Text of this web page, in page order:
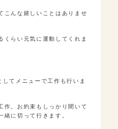
こんな嬉しいことはありませ
くらい元気に運動してくれま
てメニューで工作も行いま
作。お約束もしっかり聞いて
緒に切って行きます。